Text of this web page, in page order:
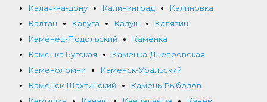
Калач-на-дону
Калининград
Калиновка
Калтан
Калуга Калуш
Калязин
Каменец-Подольский
Каменка
Каменка Бугская
Каменка-Днепровская
Каменоломни
Каменск-Уральский
Каменск-Шахтинский
Камень-Рыболов